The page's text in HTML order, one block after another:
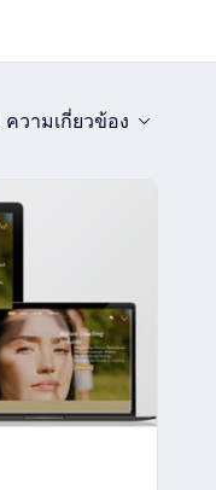
ความเกี่ยวข้อง